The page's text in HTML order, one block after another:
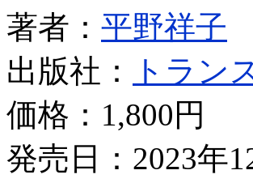
著者： 平野祥子
出版社：
トラン
価格： 1,800円
発売日：2023年